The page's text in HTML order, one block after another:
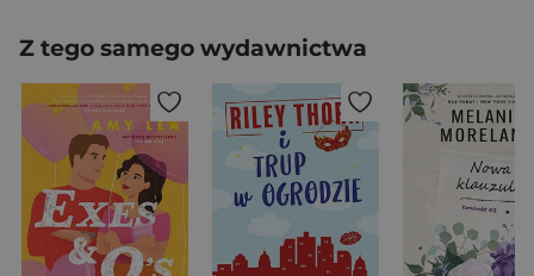
Z tego samego wydawnictwa